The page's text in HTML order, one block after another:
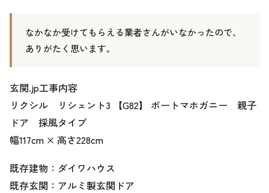
なかなか受けてもらえる業者さんがいなかったので、
玄関.jp工事内容
リクシル リシェント3 【G82】 ポートマホガニー 親子
ドア 採風タイプ
幅117cm × 高さ228cm
既存建物：ダイワハウス
既存玄関：アルミ製玄関ドア